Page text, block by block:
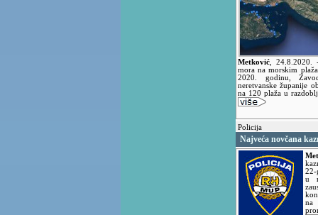
Metković 24.8.2020.
mora na morskim
2020. godinu,
neretvanske županije
na 120 plaža u
Policija
Najveća novčana
22-
u
na